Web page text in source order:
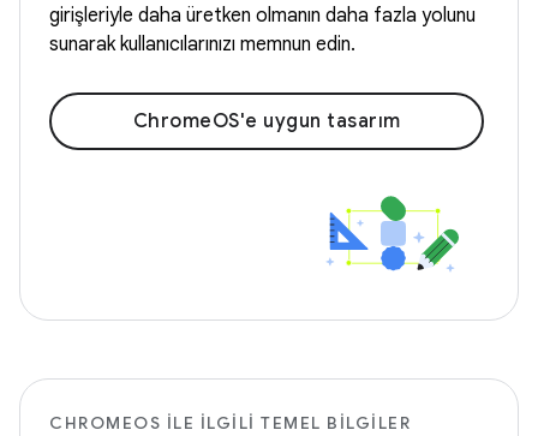
girişleriyle daha üretken olmanın daha fazla yolunu
sunarak kullanıcılarınızı memnun edin.
ChromeOS'e uygun tasarım
CHROMEOS ILE ILGILI TEMEL BILGILER